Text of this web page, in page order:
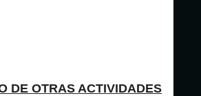
DE OTRAS ACTIVIDADES